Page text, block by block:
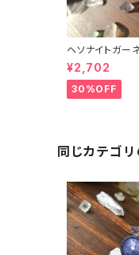
ヘソナイトガー
メリング
¥2,702
30%OFF
同じカテゴ